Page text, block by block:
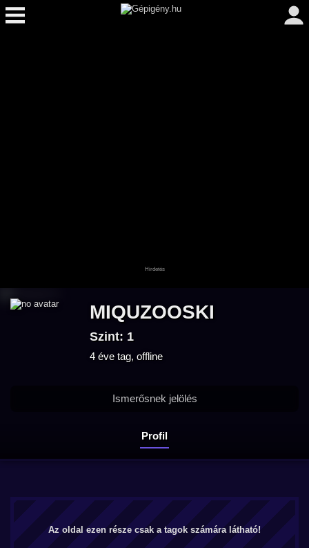
MIQUZOOSKI
Szint: 1
4 éve tag, offline
Profil
Ismerősnek jelölés
Az oldal ezen része csak a tagok számára látható!